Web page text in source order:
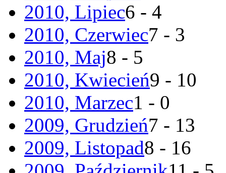
2010, Lipiec6 - 4
2010, Czerwiec7 - 3
2010, Maj8 - 5
2010, Kwiecień9 - 10
2010, Marzec1 - 0
2009, Grudzień7 - 13
2009, Listopad8 - 16